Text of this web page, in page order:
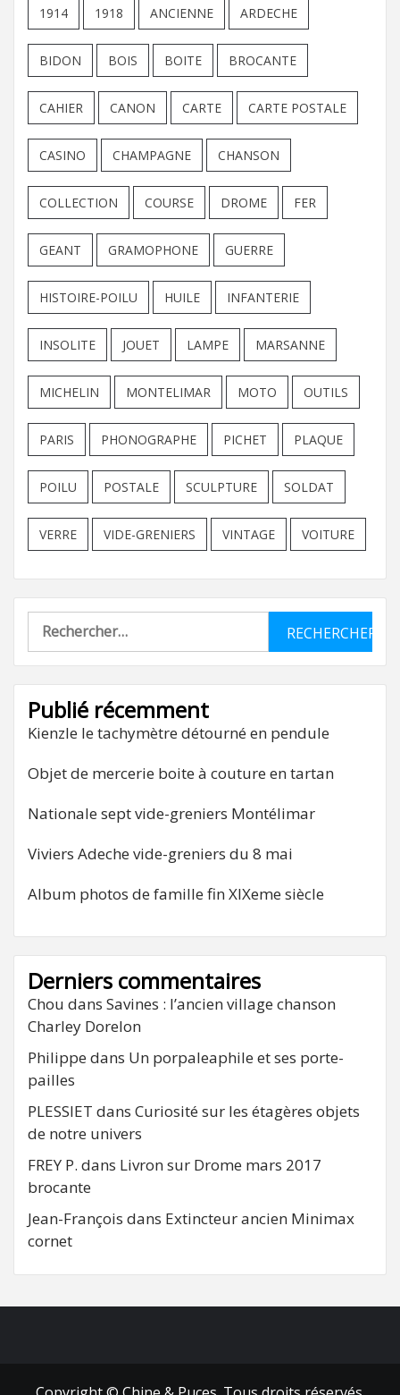
1914 1918 ANCIENNE ARDECHE
BIDON BOIS BOITE BROCANTE
CAHIER CANON CARTE CARTE POSTALE
CASINO CHAMPAGNE CHANSON
COLLECTION COURSE DROME FER
GEANT GRAMOPHONE GUERRE
HISTOIRE-POILU HUILE INFANTERIE
INSOLITE JOUET LAMPE MARSANNE
MICHELIN MONTELIMAR MOTO OUTILS
PARIS PHONOGRAPHE PICHET PLAQUE
POILU POSTALE SCULPTURE SOLDAT
VERRE VIDE-GRENIERS VINTAGE VOITURE
Rechercher :
Publié récemment
Kienzle le tachymètre détourné en pendule
Objet de mercerie boite à couture en tartan
Nationale sept vide-greniers Montélimar
Viviers Adeche vide-greniers du 8 mai
Album photos de famille fin XIXeme siècle
Derniers commentaires
Chou dans Savines : l’ancien village chanson
Charley Dorelon
Philippe dans Un porpaleaphile et ses porte-
pailles
PLESSIET dans Curiosité sur les étagères objets
de notre univers
FREY P. dans Livron sur Drome mars 2017
brocante
Jean-François dans Extincteur ancien Minimax
cornet